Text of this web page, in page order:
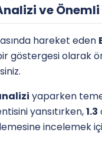
ve
hareket eden
göstergesi olarak
yaparken
yansıtırken,1.3
incelemek